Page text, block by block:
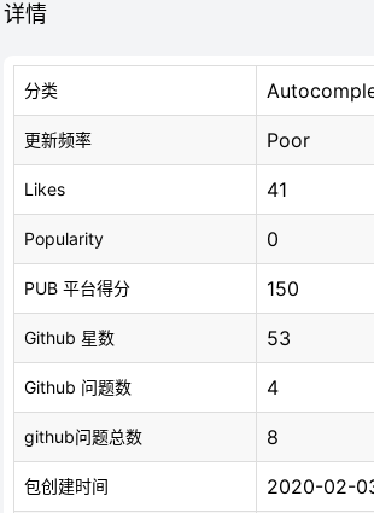
详情
分类
更新频率 Poor
Likes 41
Popularity 0
PUB 平台得分 150
Github 星数 53
Github 问题数 4
github问题总数 8
包创建时间 2020-02-